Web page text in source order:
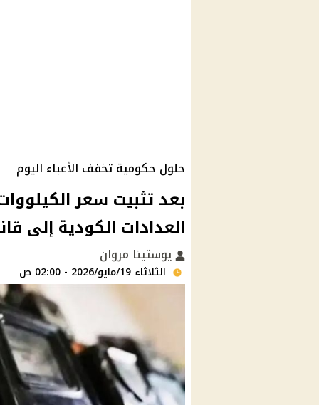
حلول حكومية تخفف الأعباء اليوم
بعد تثبيت سعر
العدادات الكودية إلى
يوستينا مروان
الثلاثاء 19/مايو/2026 - 02:00 ص